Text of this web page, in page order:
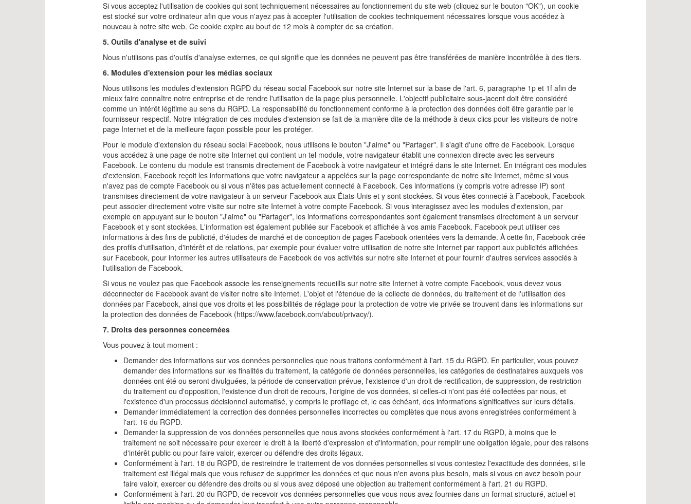
Si vous acceptez l'utilisation de cookies qui sont techniquement nécessaires au fonctionnement du site web (cliquez sur le bouton "OK"), un cookie
est stocké sur votre ordinateur afin que vous n'ayez pas à accepter l'utilisation de cookies techniquement nécessaires lorsque vous accédez à
nouveau à notre site web. Ce cookie expire au bout de 12 mois à compter de sa création.
5. Outils d'analyse et de suivi
Nous n'utilisons pas d'outils d'analyse externes, ce qui signifie que les données ne peuvent pas être transférées de manière incontrôlée à des tiers.
6. Modules d'extension pour les médias sociaux
Nous utilisons les modules d'extension RGPD du réseau social Facebook sur notre site Internet sur la base de l'art. 6, paragraphe 1p et 1f afin de
mieux faire connaître notre entreprise et de rendre l'utilisation de la page plus personnelle. L'objectif publicitaire sous-jacent doit être considéré
comme un intérêt légitime au sens du RGPD. La responsabilité du fonctionnement conforme à la protection des données doit être garantie par le
fournisseur respectif. Notre intégration de ces modules d'extension se fait de la manière dite de la méthode à deux clics pour les visiteurs de notre
page Internet et de la meilleure façon possible pour les protéger.
Pour le module d'extension du réseau social Facebook, nous utilisons le bouton "J'aime" ou "Partager". Il s'agit d'une offre de Facebook. Lorsque
vous accédez à une page de notre site Internet qui contient un tel module, votre navigateur établit une connexion directe avec les serveurs
Facebook. Le contenu du module est transmis directement de Facebook à votre navigateur et intégré dans le site Internet. En intégrant ces modules
d'extension, Facebook reçoit les informations que votre navigateur a appelées sur la page correspondante de notre site Internet, même si vous
n'avez pas de compte Facebook ou si vous n'êtes pas actuellement connecté à Facebook. Ces informations (y compris votre adresse IP) sont
transmises directement de votre navigateur à un serveur Facebook aux États-Unis et y sont stockées. Si vous êtes connecté à Facebook, Facebook
peut associer directement votre visite sur notre site Internet à votre compte Facebook. Si vous interagissez avec les modules d'extension, par
exemple en appuyant sur le bouton "J'aime" ou "Partager", les informations correspondantes sont également transmises directement à un serveur
Facebook et y sont stockées. L'information est également publiée sur Facebook et affichée à vos amis Facebook. Facebook peut utiliser ces
informations à des fins de publicité, d'études de marché et de conception de pages Facebook orientées vers la demande. À cette fin, Facebook crée
des profils d'utilisation, d'intérêt et de relations, par exemple pour évaluer votre utilisation de notre site Internet par rapport aux publicités affichées
sur Facebook, pour informer les autres utilisateurs de Facebook de vos activités sur notre site Internet et pour fournir d'autres services associés à
l'utilisation de Facebook.
Si vous ne voulez pas que Facebook associe les renseignements recueillis sur notre site Internet à votre compte Facebook, vous devez vous
déconnecter de Facebook avant de visiter notre site Internet. L'objet et l'étendue de la collecte de données, du traitement et de l'utilisation des
données par Facebook, ainsi que vos droits et les possibilités de réglage pour la protection de votre vie privée se trouvent dans les informations sur
la protection des données de Facebook (https://www.facebook.com/about/privacy/).
7. Droits des personnes concernées
Vous pouvez à tout moment :
Demander des informations sur vos données personnelles que nous traitons conformément à l'art. 15 du RGPD. En particulier, vous pouvez
demander des informations sur les finalités du traitement, la catégorie de données personnelles, les catégories de destinataires auxquels vos
données ont été ou seront divulguées, la période de conservation prévue, l'existence d'un droit de rectification, de suppression, de restriction
du traitement ou d'opposition, l'existence d'un droit de recours, l'origine de vos données, si celles-ci n'ont pas été collectées par nous, et
l'existence d'un processus décisionnel automatisé, y compris le profilage et, le cas échéant, des informations significatives sur leurs détails.
Demander immédiatement la correction des données personnelles incorrectes ou complètes que nous avons enregistrées conformément à
l'art. 16 du RGPD.
Demander la suppression de vos données personnelles que nous avons stockées conformément à l'art. 17 du RGPD, à moins que le
traitement ne soit nécessaire pour exercer le droit à la liberté d'expression et d'information, pour remplir une obligation légale, pour des raisons
d'intérêt public ou pour faire valoir, exercer ou défendre des droits légaux.
Conformément à l'art. 18 du RGPD, de restreindre le traitement de vos données personnelles si vous contestez l'exactitude des données, si le
traitement est illégal mais que vous refusez de supprimer les données et que nous n'en avons plus besoin, mais si vous en avez besoin pour
faire valoir, exercer ou défendre des droits ou si vous avez déposé une objection au traitement conformément à l'art. 21 du RGPD.
Conformément à l'art. 20 du RGPD, de recevoir vos données personnelles que vous nous avez fournies dans un format structuré, actuel et